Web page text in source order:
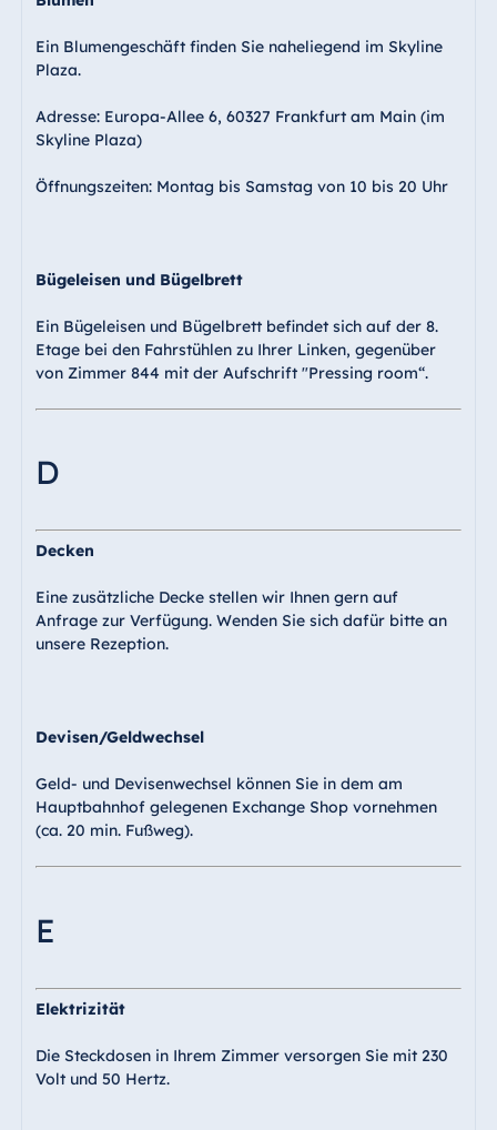
Ein Blumengeschäft finden Sie naheliegend im Skyline
Plaza.
Adresse: Europa-Allee 6, 60327 Frankfurt am Main (im
Skyline Plaza)
Öffnungszeiten: Montag bis Samstag von 10 bis 20 Uhr
Bügeleisen und Bügelbrett
Ein Bügeleisen und Bügelbrett befindet sich auf der 8.
Etage bei den Fahrstühlen zu Ihrer Linken, gegenüber
von Zimmer 844 mit der Aufschrift "Pressing room“.
D
Decken
Eine zusätzliche Decke stellen wir Ihnen gern auf
Anfrage zur Verfügung. Wenden Sie sich dafür bitte an
unsere Rezeption.
Devisen/Geldwechsel
Geld- und Devisenwechsel können Sie in dem am
Hauptbahnhof gelegenen Exchange Shop vornehmen
(ca. 20 min. Fußweg).
E
Elektrizität
Die Steckdosen in Ihrem Zimmer versorgen Sie mit 230
Volt und 50 Hertz.